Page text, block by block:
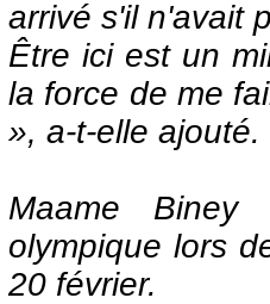
arrivé s'il n'avait
Être ici est un
la force de me
», a-t-elle ajouté.
Maame Biney
olympique lors
20 février.